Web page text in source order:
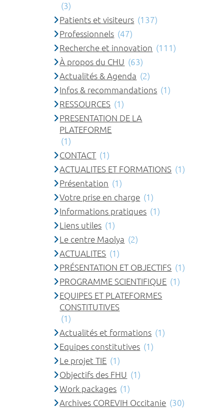
(3)
Patients et visiteurs (137)
Professionnels (47)
Recherche et innovation (111)
À propos du CHU (63)
Actualités & Agenda (2)
Infos & recommandations (1)
RESSOURCES (1)
PRESENTATION DE LA
PLATEFORME
(1)
CONTACT (1)
ACTUALITES ET FORMATIONS (1)
Présentation (1)
Votre prise en charge (1)
Informations pratiques (1)
Liens utiles (1)
Le centre Maolya (2)
ACTUALITES (1)
PRÉSENTATION ET OBJECTIFS (1)
PROGRAMME SCIENTIFIQUE (1)
EQUIPES ET PLATEFORMES
CONSTITUTIVES
(1)
Actualités et formations (1)
Equipes constitutives (1)
Le projet TIE (1)
Objectifs des FHU (1)
Work packages (1)
Archives COREVIH Occitanie (30)